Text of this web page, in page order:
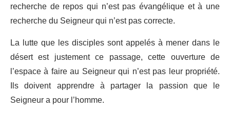
recherche de repos qui n’est pas évangélique et à une
recherche du Seigneur qui n’est pas correcte.
La lutte que les disciples sont appelés à mener dans le
désert est justement ce passage, cette ouverture de
l’espace à faire au Seigneur qui n’est pas leur propriété.
Ils doivent apprendre à partager la passion que le
Seigneur a pour l’homme.